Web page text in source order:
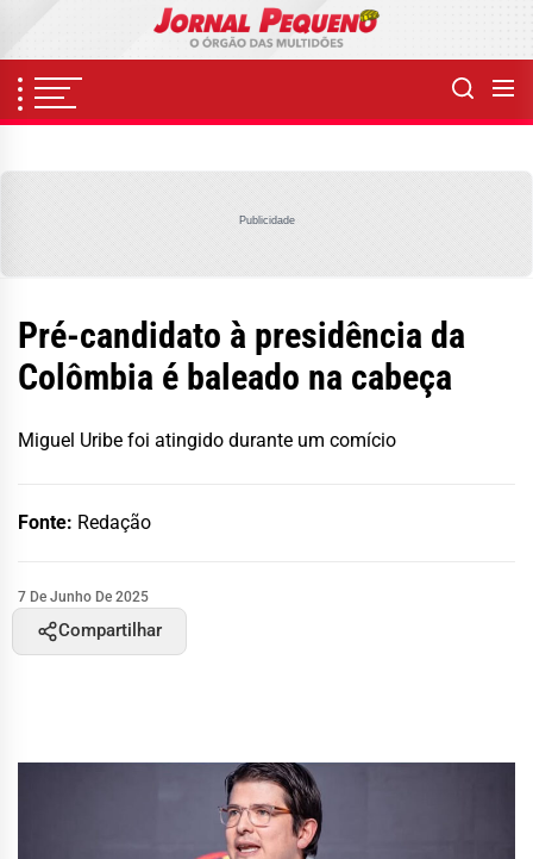
content
Publicidade
Pré-candidato à presidência da
Colômbia é baleado na cabeça
Miguel Uribe foi atingido durante um comício
Fonte: Redação
7 De Junho De 2025
Compartilhar